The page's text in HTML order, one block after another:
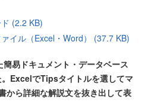
(2.2 KB)
イル（Excel・Word） (37.7 KB)
易ドキュメント・データベース
ExcelでTipsタイトルを選してマ
から詳細な解説文を抜き出して表